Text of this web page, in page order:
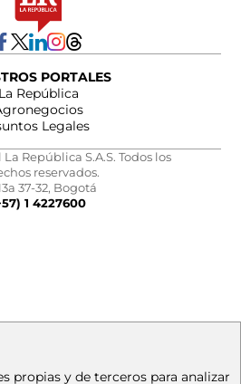
PORTALES
La República
Legales
República S.A.S. Todos los
reservados.
37-32, Bogotá
1 4227600
propias y de terceros para analizar